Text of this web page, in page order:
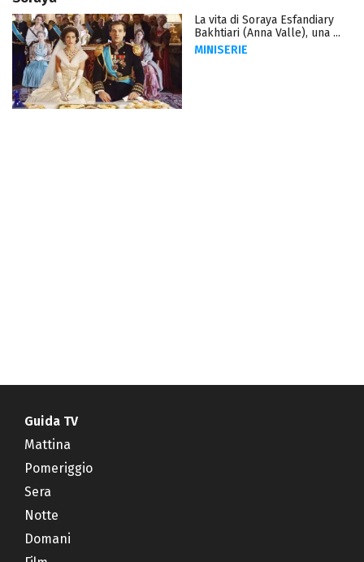
La vita di Soraya Esfandiary
Bakhtiari (Anna Valle), una ...
MINISERIE
Guida TV
Mattina
Pomeriggio
Sera
Notte
Domani